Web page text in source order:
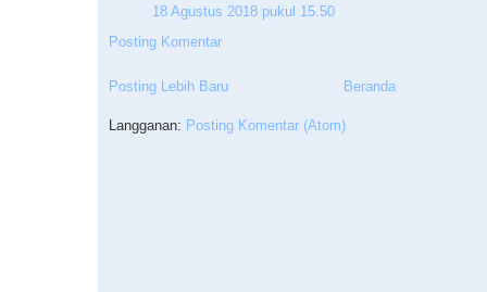
18 Agustus 2018 pukul 15.50
Posting Komentar
Posting Lebih Baru Beranda
Langganan: Posting Komentar (Atom)